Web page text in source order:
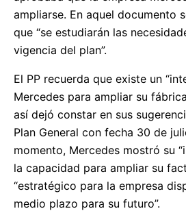
ampliarse. En aquel documento
que “se estudiarán las
vigencia del plan”.
El PP recuerda que existe un
Mercedes para ampliar su
así dejó constar en sus
Plan General con fecha 30 de
momento, Mercedes mostró su
la capacidad para ampliar su
“estratégico para la empresa
medio plazo para su futuro”.